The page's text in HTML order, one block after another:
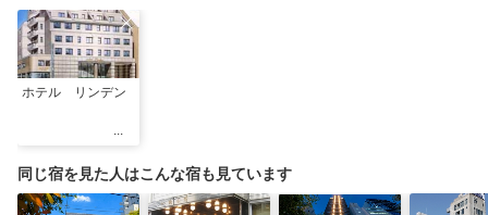
ホテル リンデン
同じ宿を見た人はこんな宿も見ています